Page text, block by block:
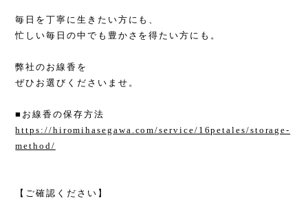
毎日を丁寧に生きたい方にも、
忙しい毎日の中でも豊かさを得たい方にも。
弊社のお線香を
ぜひお選びくださいませ。
■お線香の保存方法
https://hiromihasegawa.com/service/16petales/storage-
method/
【ご確認ください】